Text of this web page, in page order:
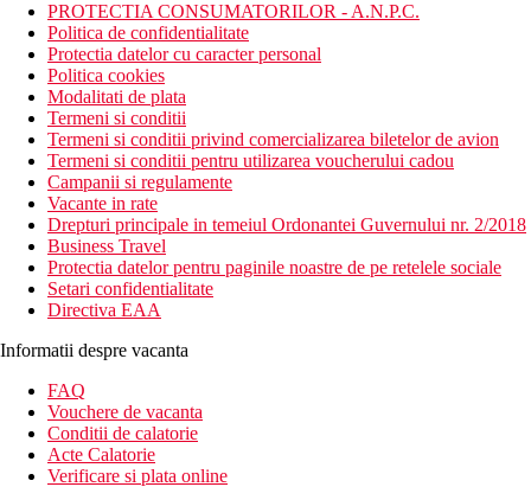
PROTECTIA CONSUMATORILOR - A.N.P.C.
Politica de confidentialitate
Protectia datelor cu caracter personal
Politica cookies
Modalitati de plata
Termeni si conditii
Termeni si conditii privind comercializarea biletelor de avion
Termeni si conditii pentru utilizarea voucherului cadou
Campanii si regulamente
Vacante in rate
Drepturi principale in temeiul Ordonantei Guvernului nr. 2/2018
Business Travel
Protectia datelor pentru paginile noastre de pe retelele sociale
Setari confidentialitate
Directiva EAA
Informatii despre vacanta
FAQ
Vouchere de vacanta
Conditii de calatorie
Acte Calatorie
Verificare si plata online